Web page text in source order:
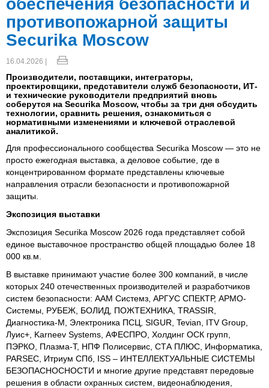
противопожарной защиты
Securika Moscow
16.04.2026 |
Производители, поставщики, интеграторы,
проектировщики, представители служб безопасности, ИТ-
и технические руководители предприятий вновь
соберутся на Securika Moscow, чтобы за три дня обсудить
технологии, сравнить решения, ознакомиться с
нормативными изменениями и ключевой отраслевой
аналитикой.
Для профессионального сообщества Securika Moscow — это не
просто ежегодная выставка, а деловое событие, где в
концентрированном формате представлены ключевые
направления отрасли безопасности и противопожарной
защиты.
Экспозиция выставки
Экспозиция Securika Moscow 2026 года представляет собой
единое выставочное пространство общей площадью более 18
000 кв.м.
В выставке принимают участие более 300 компаний, в числе
которых 240 отечественных производителей и разработчиков
систем безопасности: ААМ Системз, АРГУС СПЕКТР, АРМО-
Системы, РУБЕЖ, БОЛИД, ПОЖТЕХНИКА, TRASSIR,
Диагностика-М, Электроника ПСЦ, SIGUR, Tevian, ITV Group,
Луис+, Karneev Systems, АФЕСПРО, Холдинг ОСК групп,
ПЭРКО, Плазма-Т, НПФ Полисервис, СТА ПЛЮС, Информатика,
PARSEC, Итриум СПб, ISS – ИНТЕЛЛЕКТУАЛЬНЫЕ СИСТЕМЫ
БЕЗОПАСНОСНОСТИ и многие другие представят передовые
решения в области охранных систем, видеонаблюдения,